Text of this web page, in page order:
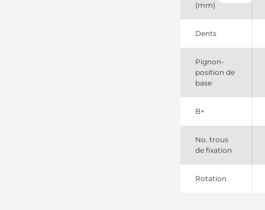
Elstock
4609011
Chrysler
830542103
PSH
91273158
Wilson
DRS0755
Remy
F042001035
Lucas
(mm)
Dents
Pignon-
position de
base
B+
No. trous
de fixation
Rotation